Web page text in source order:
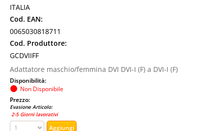
ITALIA
Cod. EAN:
0065030818711
Cod. Produttore:
GCDVIIFF
Adattatore maschio/femmina DVI DVI-I (F) a DVI-I (F)
Disponibilità:
Non Disponibile
Prezzo:
Evasione Articolo:
2-5 Giorni lavorativi